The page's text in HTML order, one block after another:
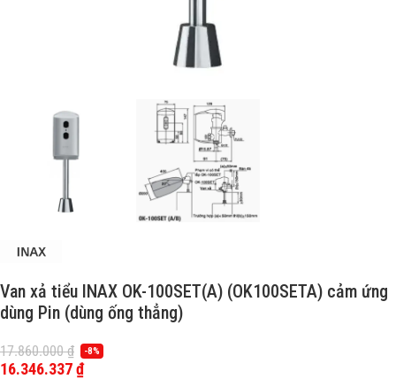
Van xả tiểu INAX OK-100SET(A) (OK100SETA) cảm ứng
dùng Pin (dùng ống thẳng)
17.860.000₫ -8%
16.346.337₫